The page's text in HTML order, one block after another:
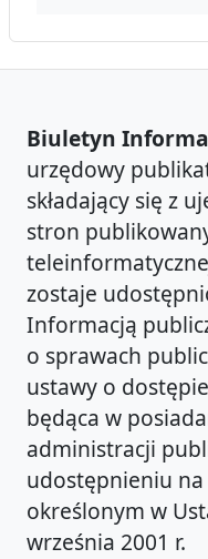
Biuletyn
urzędowy
składający się z
stron
zostaje
Informacją
o sprawach
ustawy o
będąca w
administracji
udostępnieniu
określonym w
września 2001 r.